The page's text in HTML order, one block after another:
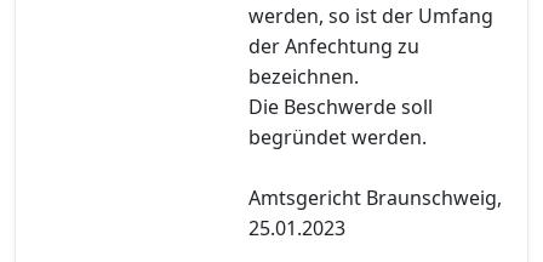
werden, so ist der Umfang
der Anfechtung zu
bezeichnen.
Die Beschwerde soll
begründet werden.
Amtsgericht Braunschweig,
25.01.2023